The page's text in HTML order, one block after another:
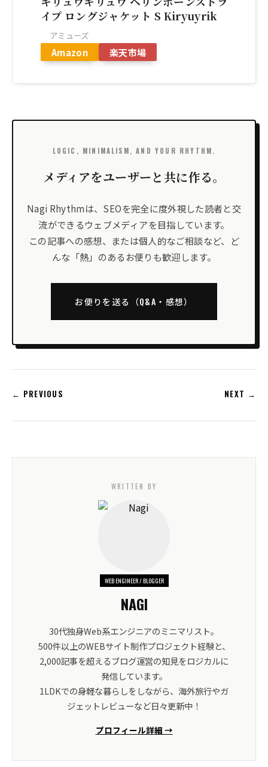
イプ ロングジャケット S Kiryuyrik
アミューズ
Amazon 楽天市場
LOGIC, MINIMALISM, AND YOUR RHYTHM.
メディアをユーザーと共に作る。
Nagi Rhythmは、SEOを完全に度外視した読者と交
流ができるウェブメディアを目指しています。
この記事への感想、または個人的なご相談など、ど
んな「熱」のあるお便りも歓迎します。
お便りを送る（Q&A・感想）
← PREVIOUS NEXT →
WRITTEN BY
WEB ENGINEER / BLOGGER
NAGI
30代独身Web系エンジニアのミニマリスト。
500件以上のWEBサイト制作プロジェクト経験と、
2,000記事を超えるブログ運営の知見をロジカルに
発信しています。
1LDKでの身軽な暮らしをしながら、海外旅行やガ
ジェットレビューなど日々更新中！
プロフィール詳細 →